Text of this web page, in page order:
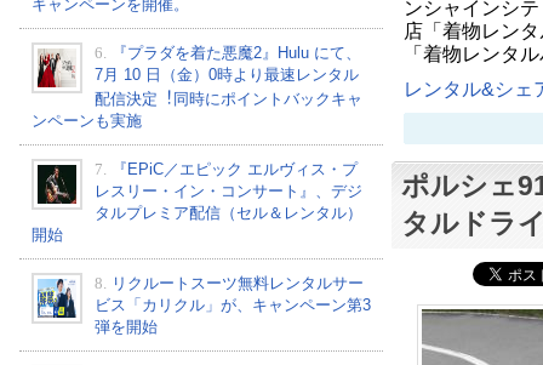
キャンペーンを開催。
6.
『プラダを着た悪魔2』Hulu にて、
7⽉ 10 ⽇（金）0時より最速レンタル
配信決定︕同時にポイントバックキャ
ンペーンも実施
7.
『EPiC／エピック エルヴィス・プ
レスリー・イン・コンサート』、デジ
タルプレミア配信（セル＆レンタル）
開始
8.
リクルートスーツ無料レンタルサー
ビス「カリクル」が、キャンペーン第3
弾を開始
ンシャインシ
店「着物レン
「着物レンタ
レンタル&シェ
ポルシェ
タルドラ